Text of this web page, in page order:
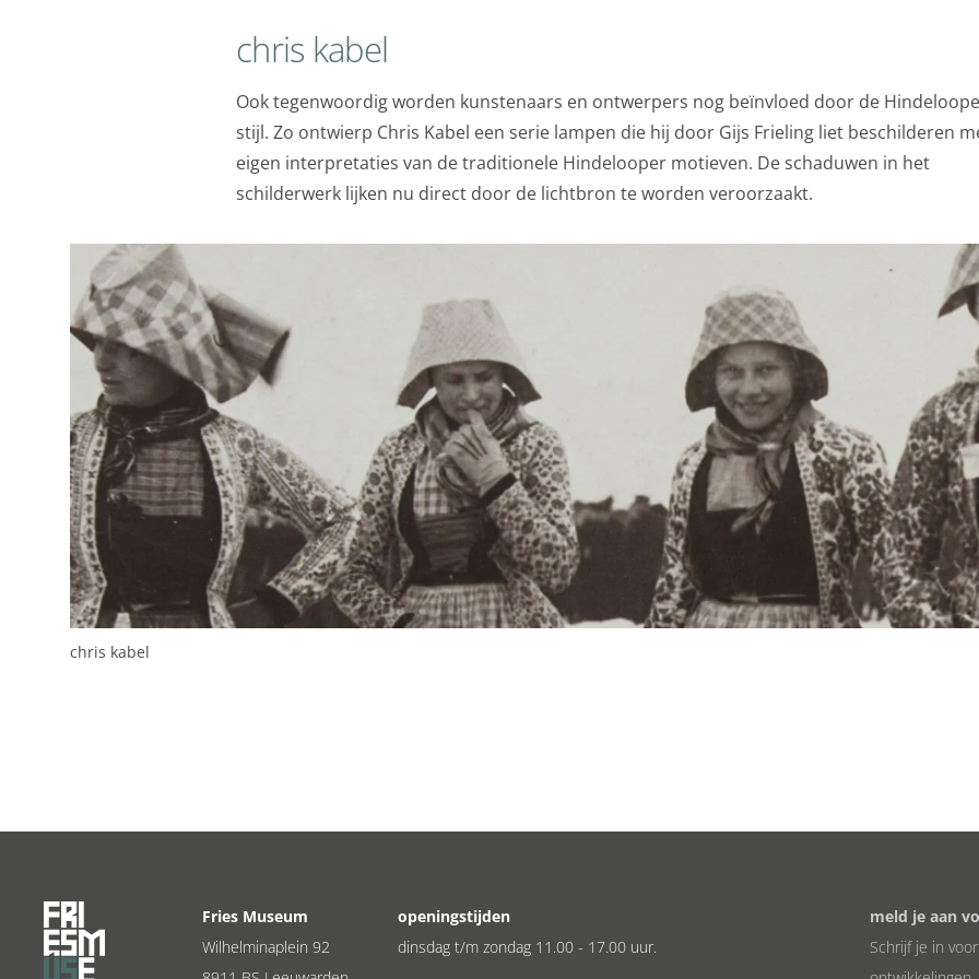
chris kabel
Ook tegenwoordig worden kunstenaars en ontwerpers nog beïnvloed door de
stijl. Zo ontwierp Chris Kabel een serie lampen die hij door Gijs Frieling liet beschilderen
eigen interpretaties van de traditionele Hindelooper motieven. De schaduwen in het
schilderwerk lijken nu direct door de lichtbron te worden veroorzaakt.
chris kabel
Fries Museum
Wilhelminaplein 92
openingstijden
dinsdag t/m zondag 11.00 - 17.00 uur.
meld je aan
Schrijf je in